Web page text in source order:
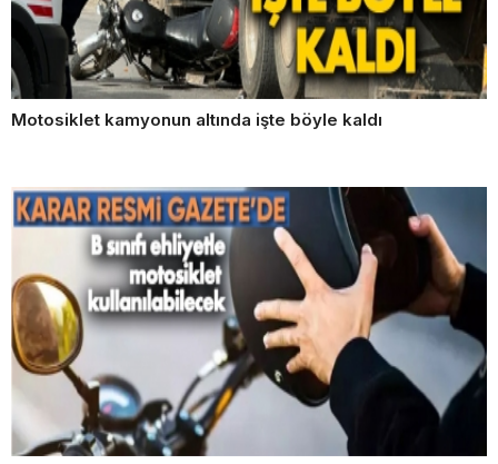
Motosiklet kamyonun altında işte böyle kaldı